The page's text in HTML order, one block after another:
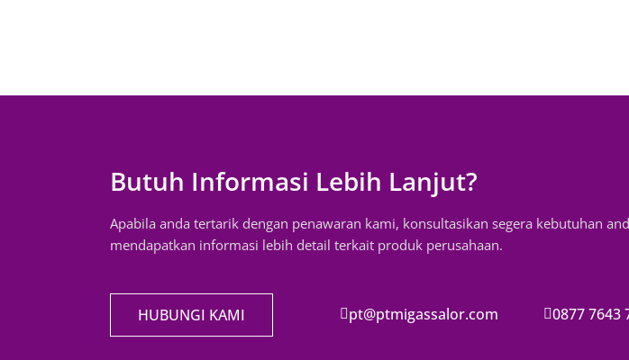
Butuh Informasi Lebih Lanjut?
Apabila anda tertarik dengan penawaran kami, konsultasikan segera kebutuhan
mendapatkan informasi lebih detail terkait produk perusahaan.
HUBUNGI KAMI pt@ptmigassalor.com 0877 7643